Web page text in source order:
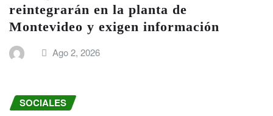
reintegrarán en la planta de
Montevideo y exigen información
Ago 2, 2026
SOCIALES